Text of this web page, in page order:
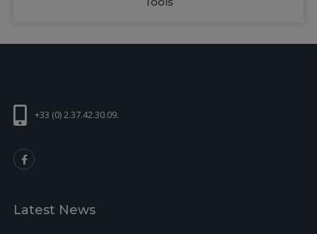
+33 (0) 2.37.42.30.09.
Latest News